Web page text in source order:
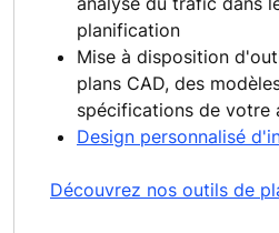
planification
Mise à disposition
plans CAD, des
spécifications de votre
Design personnalisé
Découvrez nos outils de